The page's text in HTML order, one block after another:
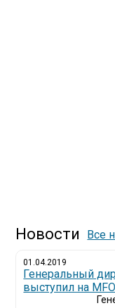
Новости Все
01.04.2019
Генеральный
выступил на